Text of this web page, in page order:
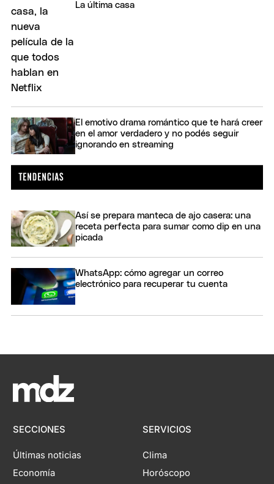
La última casa
El emotivo drama romántico que te hará creer
en el amor verdadero y no podés seguir
ignorando en streaming
Así se prepara manteca de ajo casera: una
receta perfecta para sumar como dip en una
picada
WhatsApp: cómo agregar un correo
electrónico para recuperar tu cuenta
SECCIONES
Últimas noticias
Economía
SERVICIOS
Clima
Horóscopo